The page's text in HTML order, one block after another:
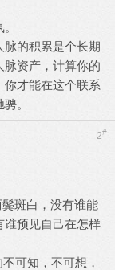
。
的积累是个长期
资产，计算你的
才能在这个联系
。
2#
斑白，没有谁能
谁预见自己在怎样
可知，不可想，